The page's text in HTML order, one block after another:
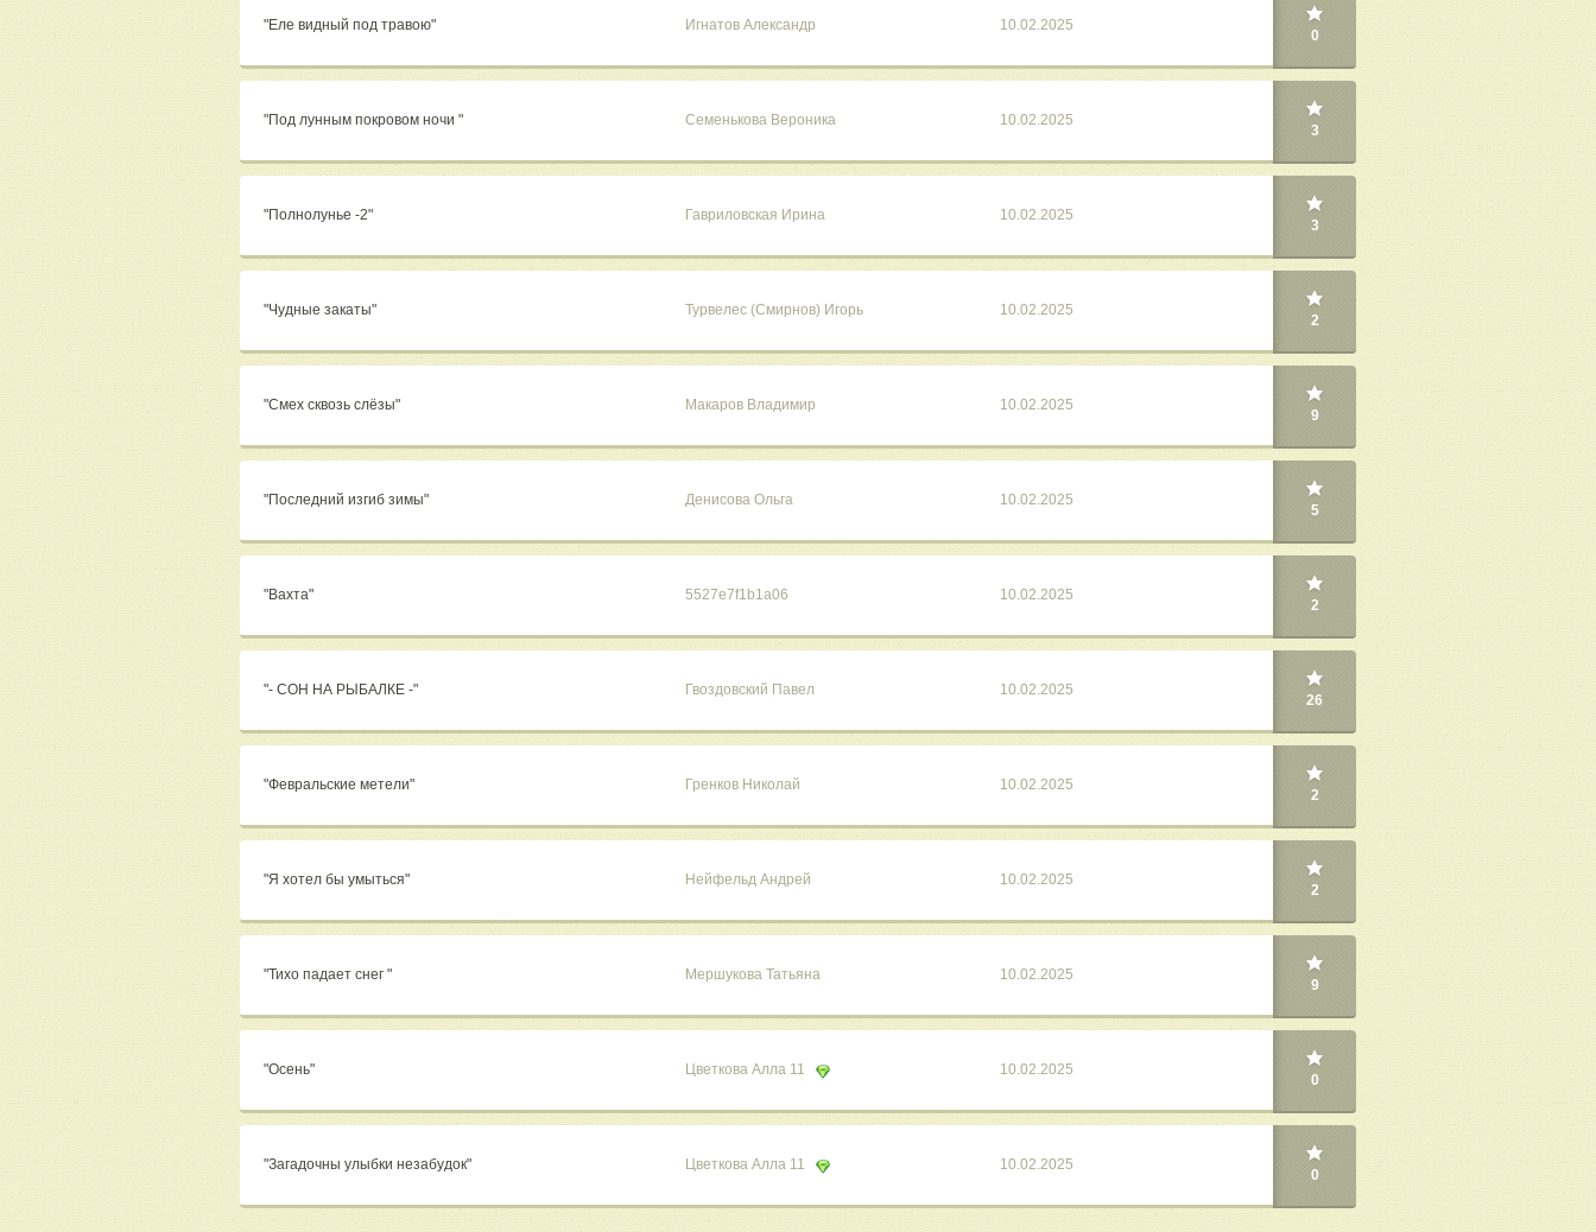
"Еле видный под травою" Игнатов Александр 10.02.2025
0
"Под лунным покровом ночи " Семенькова Вероника 10.02.2025
3
"Полнолунье -2" Гавриловская Ирина 10.02.2025
3
"Чудные закаты" Турвелес (Смирнов) Игорь 10.02.2025
2
"Смех сквозь слёзы" Макаров Владимир 10.02.2025
9
"Последний изгиб зимы" Денисова Ольга 10.02.2025
5
"Вахта" 5527e7f1b1a06 10.02.2025
2
"- СОН НА РЫБАЛКЕ -" Гвоздовский Павел 10.02.2025
26
"Февральские метели" Гренков Николай 10.02.2025
2
"Я хотел бы умыться" Нейфельд Андрей 10.02.2025
2
"Тихо падает снег " Мершукова Татьяна 10.02.2025
9
"Осень" Цветкова Алла 11 10.02.2025
0
"Загадочны улыбки незабудок" Цветкова Алла 11 10.02.2025
0